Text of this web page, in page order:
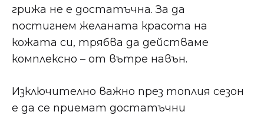
грижа не е достатъчна. За да
постигнем желаната красота на
кожата си, трябва да действаме
комплексно – от вътре навън.
Изключително важно през топлия сезон
е да се приемат достатъчни